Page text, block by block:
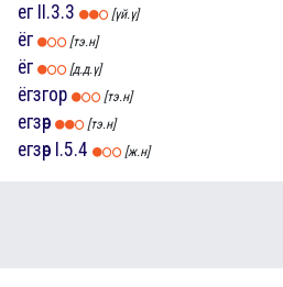
ег II.3.3 [үй.ү]
ёг [тэ.н]
ёг [д.д.ү]
ёгзгор [тэ.н]
егзөр [тэ.н]
егзөр I.5.4 [ж.н]